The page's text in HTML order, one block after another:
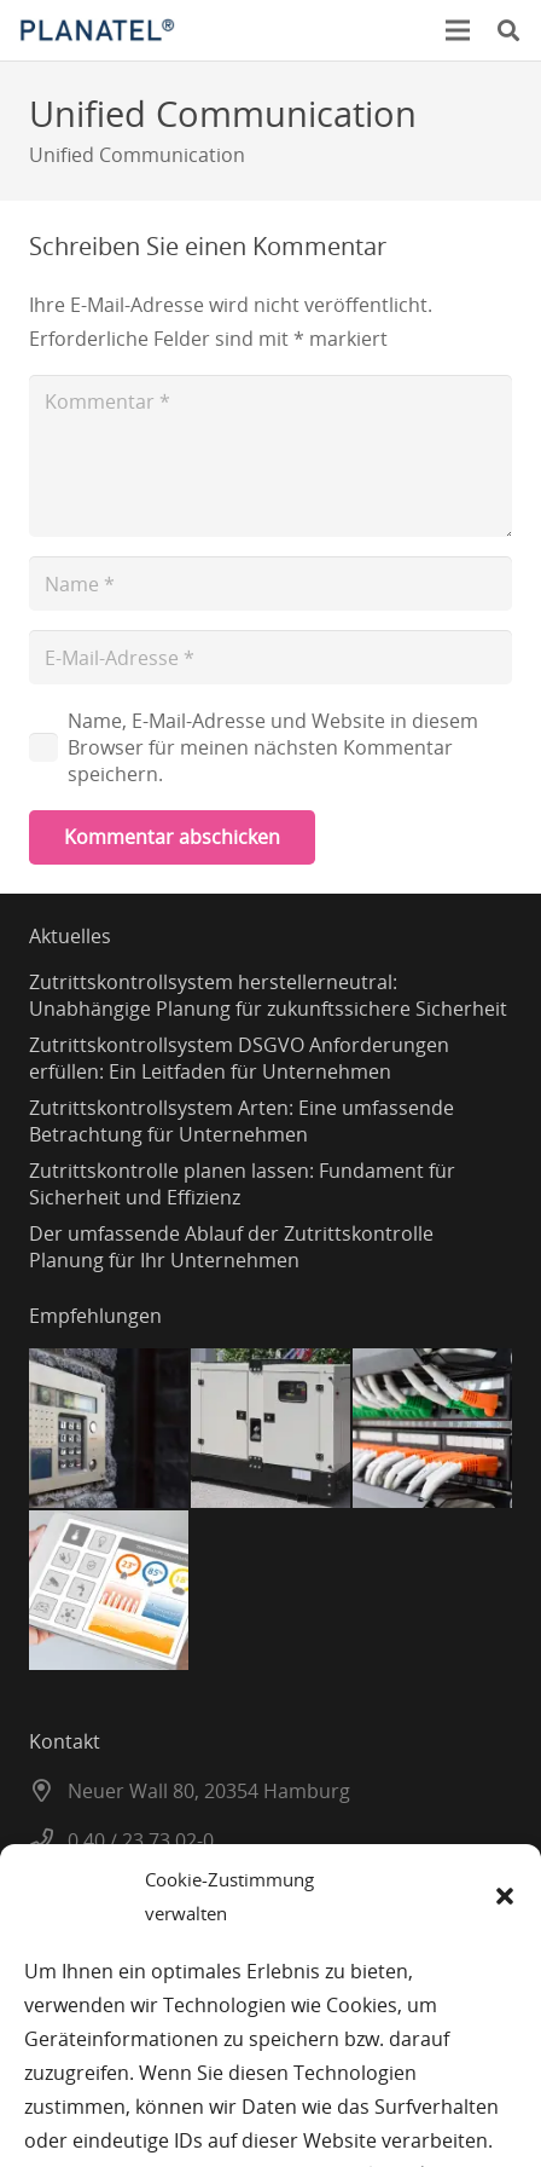
Cookie-Zustimmung
verwalten
Um Ihnen ein optimales Erlebnis zu bieten,
verwenden wir Technologien wie Cookies, um
Geräteinformationen zu speichern bzw. darauf
zuzugreifen. Wenn Sie diesen Technologien
zustimmen, können wir Daten wie das Surfverhalten
oder eindeutige IDs auf dieser Website verarbeiten.
Unified Communication
Unified Communication
Schreiben Sie einen Kommentar
Ihre E-Mail-Adresse wird nicht veröffentlicht.
Erforderliche Felder sind mit* markiert
Name, E-Mail-Adresse und Website in diesem
Browser für meinen nächsten Kommentar
speichern.
Kommentar abschicken
Aktuelles
Zutrittskontrollsystem herstellerneutral:
Unabhängige Planung für zukunftssichere Sicherheit
Zutrittskontrollsystem DSGVO Anforderungen
erfüllen: Ein Leitfaden für Unternehmen
Zutrittskontrollsystem Arten: Eine umfassende
Betrachtung für Unternehmen
Zutrittskontrolle planen lassen: Fundament für
Sicherheit und Effizienz
Der umfassende Ablauf der Zutrittskontrolle
Planung für Ihr Unternehmen
Empfehlungen
Kontakt
Neuer Wall 80, 20354 Hamburg
0 40 / 23 73 02-0
0 40 / 23 08 25
© Planatel Planungs-und Beratungsges. mbH
Impressum
Datenschutz